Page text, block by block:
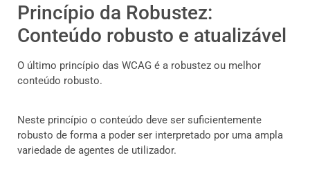
Princípio da Robustez:
Conteúdo robusto e atualizável
O último princípio das WCAG é a robustez ou melhor
conteúdo robusto.
Neste princípio o conteúdo deve ser suficientemente
robusto de forma a poder ser interpretado por uma ampla
variedade de agentes de utilizador.